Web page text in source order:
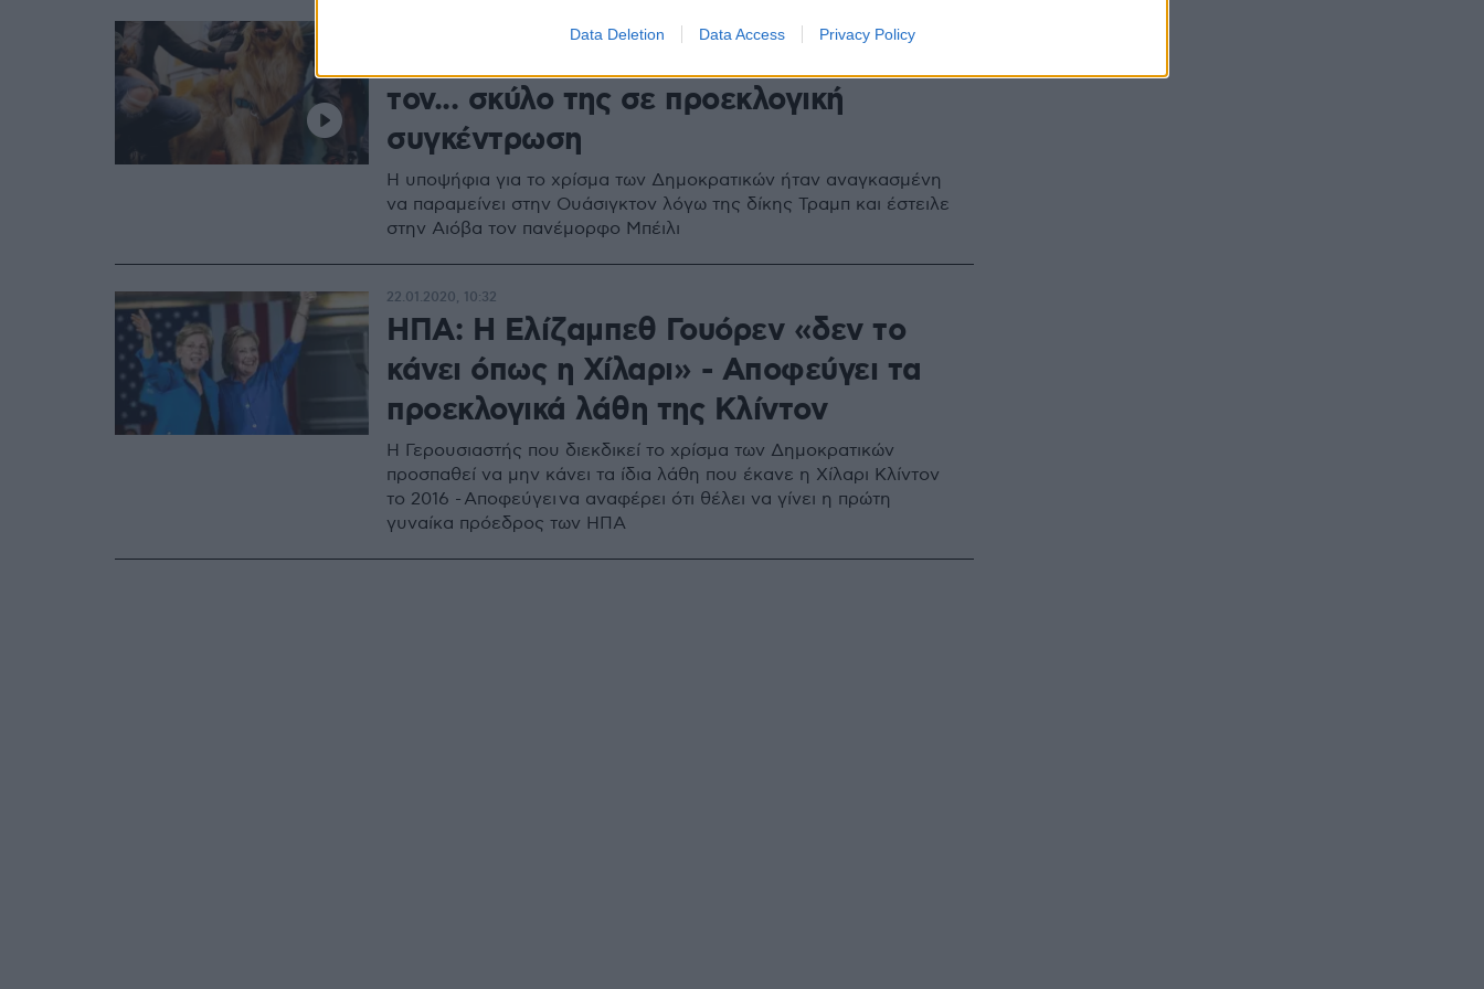
Data Deletion Data Access Privacy Policy
τον... σκύλο της σε προεκλογική
συγκέντρωση
Η υποψήφια για το χρίσμα των Δημοκρατικών ήταν αναγκασμένη
να παραμείνει στην Ουάσιγκτον λόγω της δίκης Τραμπ και έστειλε
στην Αιόβα τον πανέμορφο Μπέιλι
ΗΠΑ: Η Ελίζαμπεθ Γουόρεν «δεν το
κάνει όπως η Χίλαρι» - Αποφεύγει τα
προεκλογικά λάθη της Κλίντον
Η Γερουσιαστής που διεκδικεί το χρίσμα των Δημοκρατικών
προσπαθεί να μην κάνει τα ίδια λάθη που έκανε η Χίλαρι Κλίντον
το 2016 - Αποφεύγει να αναφέρει ότι θέλει να γίνει η πρώτη
γυναίκα πρόεδρος των ΗΠΑ
22.01.2020, 10:32